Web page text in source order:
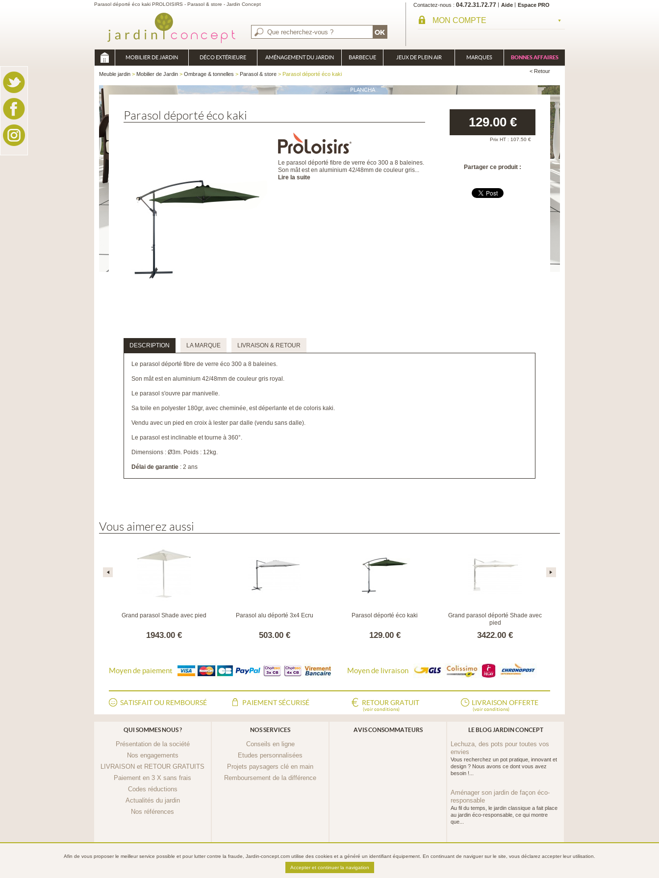
Parasol déporté éco kaki PROLOISIRS - Parasol & store - Jardin Concept Contactez-nous 04.72.31.72.77 Aide Espace PRO
MON COMPTE
MOBILIER DE JARDIN DÉCO EXTÉRIEURE AMÉNAGEMENT DU JARDIN BARBECUE
PLANCHA
JEUX DE PLEIN AIR MARQUES BONNES AFFAIRES
Meuble jardin > Mobilier de Jardin > Ombrage & tonnelles > Parasol & store > Parasol déporté éco kaki < Retour
Parasol déporté éco kaki
Le parasol déporté fibre de verre éco 300 a 8 baleines.
Son mât est en aluminium 42/48mm de couleur gris...
Lire la suite
129.00 €
Prix HT : 107.50 €
Partager ce produit :
DESCRIPTION LA MARQUE LIVRAISON & RETOUR
Le parasol déporté fibre de verre éco 300 a 8 baleines.
Son mât est en aluminium 42/48mm de couleur gris royal.
Le parasol s'ouvre par manivelle.
Sa toile en polyester 180gr, avec cheminée, est déperlante et de coloris kaki.
Vendu avec un pied en croix à lester par dalle (vendu sans dalle).
Le parasol est inclinable et tourne à 360°.
Dimensions : Ø3m. Poids : 12kg.
Délai de garantie : 2 ans
Vous aimerez aussi
Grand parasol Shade avec pied
1943.00 €
Parasol alu déporté 3x4 Ecru
503.00 €
Parasol déporté éco kaki
129.00 €
Grand parasol déporté Shade avec
pied
3422.00 €
Moyen de paiement Moyen de livraison
SATISFAIT OU REMBOURSÉ PAIEMENT SÉCURISÉ RETOUR GRATUIT
(voir conditions)
LIVRAISON OFFERTE
(voir conditions)
QUI SOMMES NOUS ?
Présentation de la société
Nos engagements
LIVRAISON et RETOUR GRATUITS
Paiement en 3 X sans frais
Codes réductions
Actualités du jardin
Nos références
NOS SERVICES
Conseils en ligne
Etudes personnalisées
Projets paysagers clé en main
Remboursement de la différence
AVIS CONSOMMATEURS LE BLOG JARDIN CONCEPT
Lechuza, des pots pour toutes vos
envies
Vous recherchez un pot pratique, innovant et
design ? Nous avons ce dont vous avez
besoin !...
Aménager son jardin de façon éco-
responsable
Au fil du temps, le jardin classique a fait place
au jardin éco-responsable, ce qui montre
que...
Conditions Générales de Vente Mentions légales
Afin de vous proposer le meilleur service possible et pour lutter contre la fraude, Jardin-concept.com utilise des cookies et a généré un identifiant équipement. En continuant de naviguer sur le site, vous déclarez accepter leur utilisation.
Accepter et continuer la navigation